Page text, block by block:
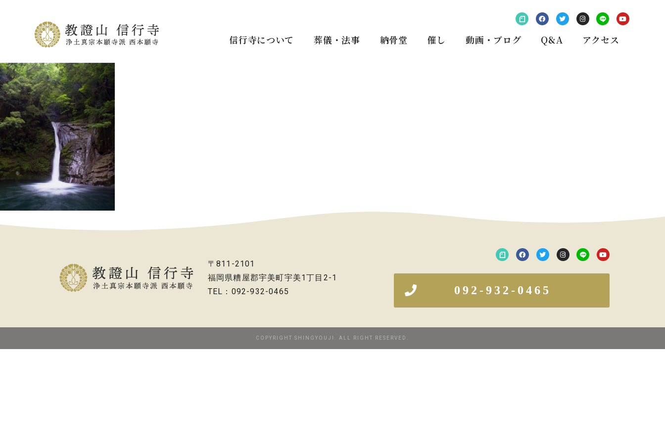
信行寺について 葬儀・法事 納骨堂 催し 動画・ブログ Q&A アクセス
〒811-2101
福岡県糟屋郡宇美町宇美1丁目2-1
TEL：092-932-0465
092-932-0465
COPYRIGHT SHINGYOUJI. ALL RIGHT RESERVED.